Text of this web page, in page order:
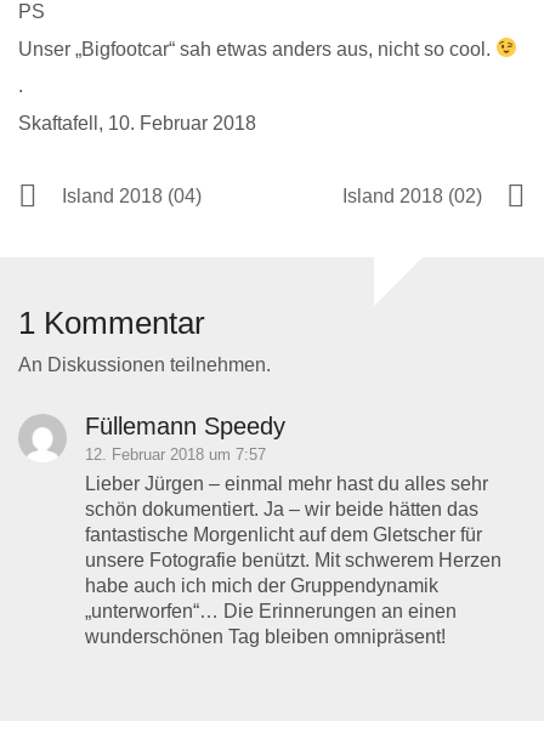
PS
Unser „Bigfootcar“ sah etwas anders aus, nicht so cool.
.
Skaftafell, 10. Februar 2018
Island 2018 (04) Island 2018 (02)
1 Kommentar
An Diskussionen teilnehmen.
Füllemann Speedy
12. Februar 2018 um 7:57
Lieber Jürgen – einmal mehr hast du alles sehr
schön dokumentiert. Ja – wir beide hätten das
fantastische Morgenlicht auf dem Gletscher für
unsere Fotografie benützt. Mit schwerem Herzen
habe auch ich mich der Gruppendynamik
„unterworfen“… Die Erinnerungen an einen
wunderschönen Tag bleiben omnipräsent!